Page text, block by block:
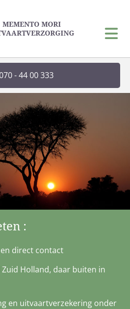
MEMENTO MORI
- 44 00 333
:
direct contact
Holland, daar buiten in
en uitvaartverzekering onder
:
direct contact
Holland, daar buiten in
en uitvaartverzekering onder